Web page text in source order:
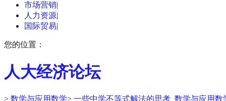
市场营销|
人力资源|
国际贸易|
您的位置：
人大经济论坛
> 数学与应用数学> 一些中学不等式解法的思考_数学与应用数